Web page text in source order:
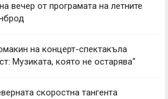
вечер от програмата на летните
на концерт-спектакъла
Музиката, която не остарява“
скоростна тангента